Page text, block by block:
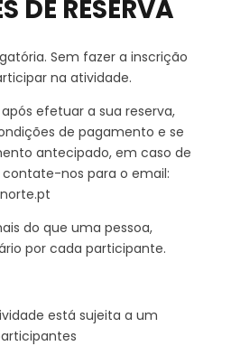
DE RESERVA
Sem fazer a inscrição
na atividade.
efetuar a sua reserva,
de pagamento e se
antecipado, em caso de
nos para o email:
do que uma pessoa,
por cada participante.
está sujeita a um